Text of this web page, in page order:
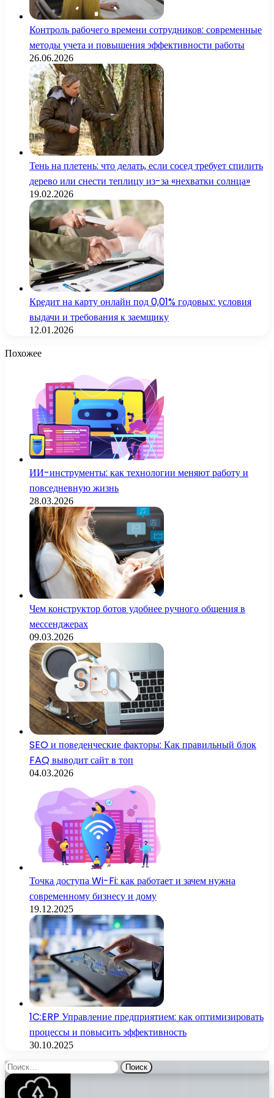
Контроль рабочего времени сотрудников: современные
методы учета и повышения эффективности работы
26.06.2026
Тень на плетень: что делать, если сосед требует спилить
дерево или снести теплицу из-за «нехватки солнца»
19.02.2026
Кредит на карту онлайн под 0,01% годовых: условия
выдачи и требования к заемщику
12.01.2026
Похожее
ИИ-инструменты: как технологии меняют работу и
повседневную жизнь
28.03.2026
Чем конструктор ботов удобнее ручного общения в
мессенджерах
09.03.2026
SEO и поведенческие факторы: Как правильный блок
FAQ выводит сайт в топ
04.03.2026
Точка доступа Wi-Fi: как работает и зачем нужна
современному бизнесу и дому
19.12.2025
1C:ERP Управление предприятием: как оптимизировать
процессы и повысить эффективность
30.10.2025
Найти: